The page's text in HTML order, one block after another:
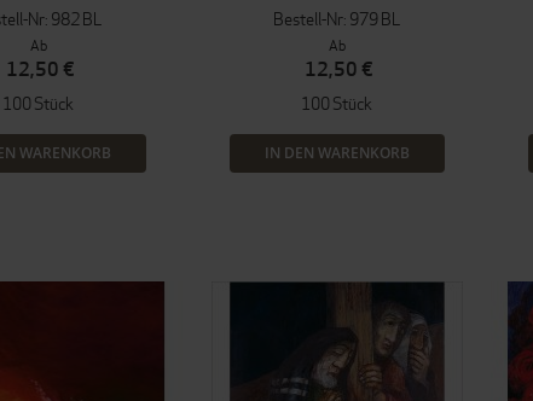
Nr: 982 BL
Ab
12,50 €
100 Stück
WARENKORB
Bestell-Nr: 979 BL
Ab
12,50 €
100 Stück
IN DEN WARENKORB